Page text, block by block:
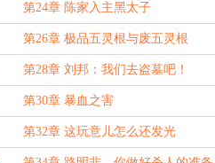
第24章 陈家入主黑太子
第26章 极品五灵根与废五灵根
第28章 刘邦：我们去盗墓吧！
第30章 暴血之害
第32章 这玩意儿怎么还发光